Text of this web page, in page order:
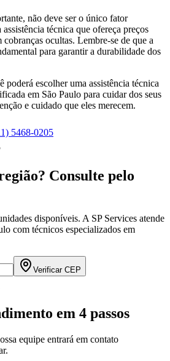
não deve ser o único fator
técnica que ofereça preços
cobranças ocultas. Lembre-se de que a
para garantir a durabilidade dos
poderá escolher uma assistência técnica
em São Paulo para cuidar dos seus
e cuidado que eles merecem.
5468-0205
Consulte pelo
disponíveis. A SP Services atende
com técnicos especializados em
Verificar CEP
em 4 passos
equipe entrará em contato